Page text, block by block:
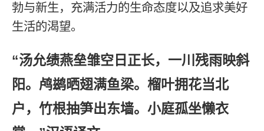
勃与新生，充满活力的生命态度以及追求美好
生活的渴望。
“汤允绩燕垒雏空日正长，一川残雨映斜
阳。鸬鹚晒翅满鱼梁。榴叶拥花当北
户，竹根抽笋出东墙。小庭孤坐懒衣